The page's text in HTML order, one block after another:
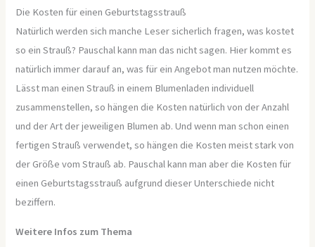
Die Kosten für einen Geburtstagsstrauß
Natürlich werden sich manche Leser sicherlich fragen, was kostet
so ein Strauß? Pauschal kann man das nicht sagen. Hier kommt es
natürlich immer darauf an, was für ein Angebot man nutzen möchte.
Lässt man einen Strauß in einem Blumenladen individuell
zusammenstellen, so hängen die Kosten natürlich von der Anzahl
und der Art der jeweiligen Blumen ab. Und wenn man schon einen
fertigen Strauß verwendet, so hängen die Kosten meist stark von
der Größe vom Strauß ab. Pauschal kann man aber die Kosten für
einen Geburtstagsstrauß aufgrund dieser Unterschiede nicht
beziffern.
Weitere Infos zum Thema